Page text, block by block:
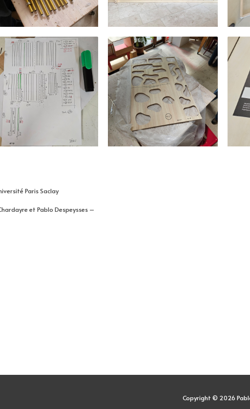
Paris Saclay
et Pablo Despeysses –
Copyright © 2026